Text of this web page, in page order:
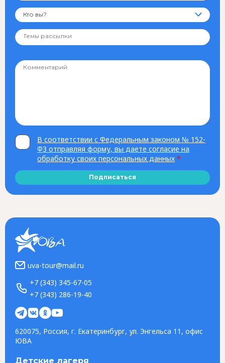
Кто вы?
В соответствии с Федеральным законом № 152-
ФЗ отправляя форму, вы даете согласие на
обработку своих персональных данных *
Подписаться
uva-tour@mail.ru
+7 (343) 345-67-05
+7 (343) 286-19-40
620075, Россия, г. Екатеринбург, ул. Энгельса 11, офис
ЮВА
Детские лагеря